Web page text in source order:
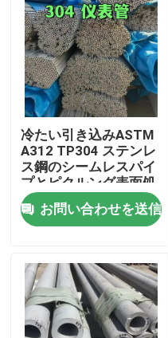
製品
冷たい引き込みASTM
A312 TP304 ステンレ
ス鋼のシームレスパイ
プとピクルング表面処
理 OD 6-114mm
お問い合わせを送信